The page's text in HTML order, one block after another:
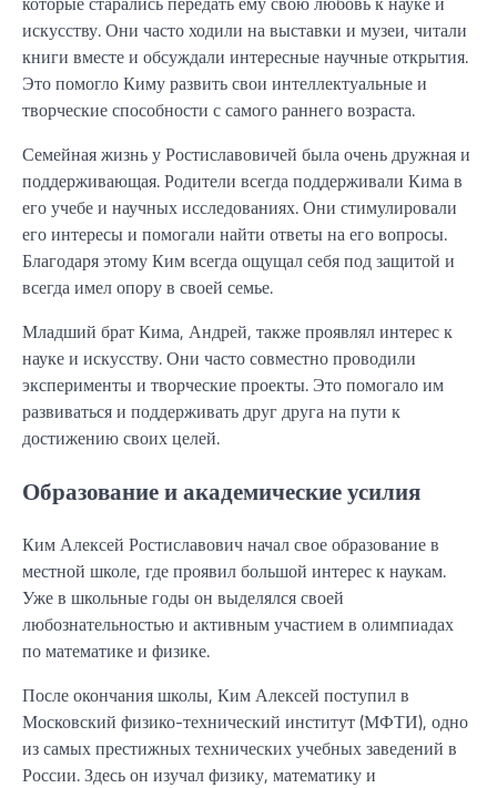
искусству. Они часто ходили на выставки и музеи, читали
книги вместе и обсуждали интересные научные открытия.
Это помогло Киму развить свои интеллектуальные и
творческие способности с самого раннего возраста.
Семейная жизнь у Ростиславовичей была очень дружная и
поддерживающая. Родители всегда поддерживали Кима в
его учебе и научных исследованиях. Они стимулировали
его интересы и помогали найти ответы на его вопросы.
Благодаря этому Ким всегда ощущал себя под защитой и
всегда имел опору в своей семье.
Младший брат Кима, Андрей, также проявлял интерес к
науке и искусству. Они часто совместно проводили
эксперименты и творческие проекты. Это помогало им
развиваться и поддерживать друг друга на пути к
достижению своих целей.
Образование и академические усилия
Ким Алексей Ростиславович начал свое образование в
местной школе, где проявил большой интерес к наукам.
Уже в школьные годы он выделялся своей
любознательностью и активным участием в олимпиадах
по математике и физике.
После окончания школы, Ким Алексей поступил в
Московский физико-технический институт (МФТИ), одно
из самых престижных технических учебных заведений в
России. Здесь он изучал физику, математику и